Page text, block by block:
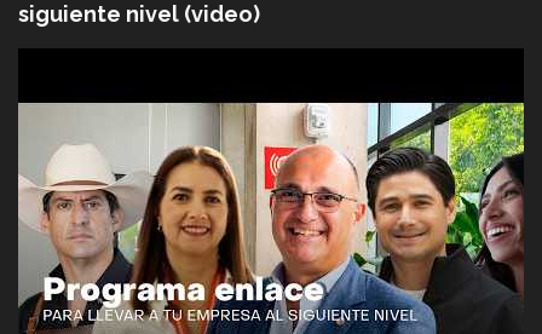
siguiente nivel (video)